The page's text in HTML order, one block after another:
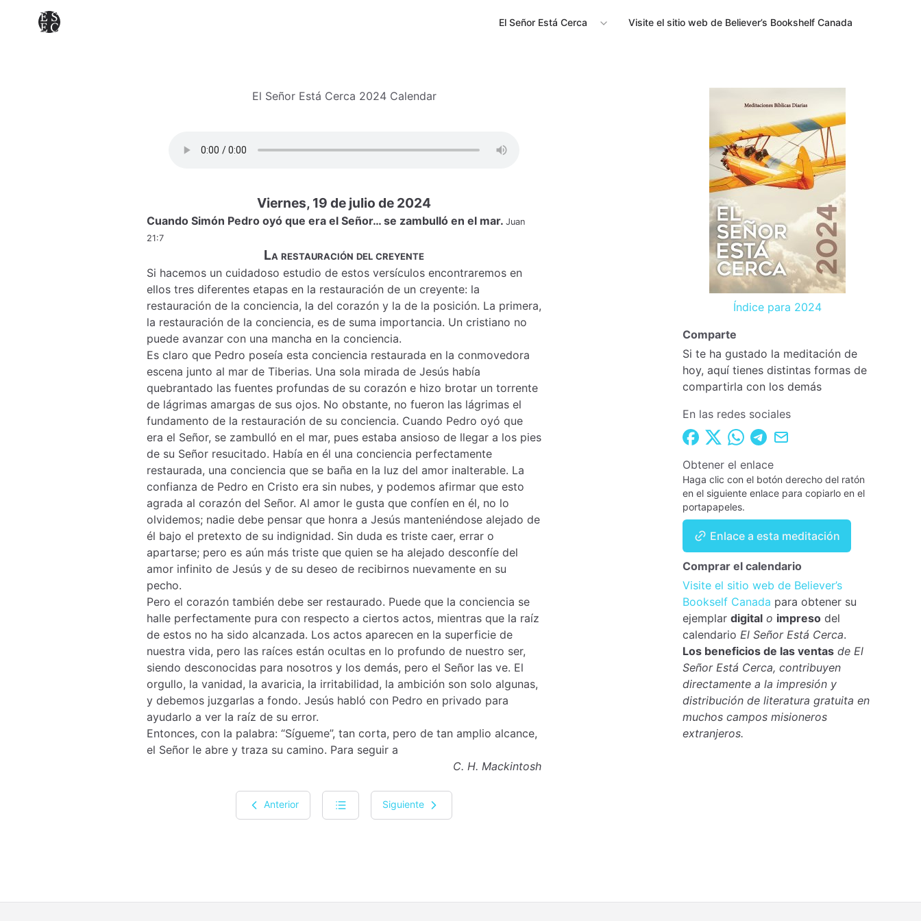
El Señor Está Cerca Visite el sitio web de Believer’s Bookshelf Canada
El Señor Está Cerca 2024 Calendar
Viernes, 19 de julio de 2024
Cuando Simón Pedro oyó que era el Señor… se zambulló en el mar. Juan
21:7
La restauración del creyente
Si hacemos un cuidadoso estudio de estos versículos encontraremos en
ellos tres diferentes etapas en la restauración de un creyente: la
restauración de la conciencia, la del corazón y la de la posición. La primera,
la restauración de la conciencia, es de suma importancia. Un cristiano no
puede avanzar con una mancha en la conciencia.
Es claro que Pedro poseía esta conciencia restaurada en la conmovedora
escena junto al mar de Tiberias. Una sola mirada de Jesús había
quebrantado las fuentes profundas de su corazón e hizo brotar un torrente
de lágrimas amargas de sus ojos. No obstante, no fueron las lágrimas el
fundamento de la restauración de su conciencia. Cuando Pedro oyó que
era el Señor, se zambulló en el mar, pues estaba ansioso de llegar a los pies
de su Señor resucitado. Había en él una conciencia perfectamente
restaurada, una conciencia que se baña en la luz del amor inalterable. La
confianza de Pedro en Cristo era sin nubes, y podemos afirmar que esto
agrada al corazón del Señor. Al amor le gusta que confíen en él, no lo
olvidemos; nadie debe pensar que honra a Jesús manteniéndose alejado de
él bajo el pretexto de su indignidad. Sin duda es triste caer, errar o
apartarse; pero es aún más triste que quien se ha alejado desconfíe del
amor infinito de Jesús y de su deseo de recibirnos nuevamente en su
pecho.
Pero el corazón también debe ser restaurado. Puede que la conciencia se
halle perfectamente pura con respecto a ciertos actos, mientras que la raíz
de estos no ha sido alcanzada. Los actos aparecen en la superficie de
nuestra vida, pero las raíces están ocultas en lo profundo de nuestro ser,
siendo desconocidas para nosotros y los demás, pero el Señor las ve. El
orgullo, la vanidad, la avaricia, la irritabilidad, la ambición son solo algunas,
y debemos juzgarlas a fondo. Jesús habló con Pedro en privado para
ayudarlo a ver la raíz de su error.
Entonces, con la palabra: “Sígueme”, tan corta, pero de tan amplio alcance,
el Señor le abre y traza su camino. Para seguir a
C. H. Mackintosh
Anterior Siguiente
Índice para 2024
Comparte
Si te ha gustado la meditación de
hoy, aquí tienes distintas formas de
compartirla con los demás
En las redes sociales
Obtener el enlace
Haga clic con el botón derecho del ratón
en el siguiente enlace para copiarlo en el
portapapeles.
Enlace a esta meditación
Comprar el calendario
Visite el sitio web de Believer’s
Bookself Canada para obtener su
ejemplar digital o impreso del
calendario El Señor Está Cerca.
Los beneficios de las ventas de El
Señor Está Cerca, contribuyen
directamente a la impresión y
distribución de literatura gratuita en
muchos campos misioneros
extranjeros.